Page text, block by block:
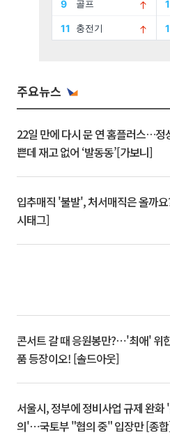
주요뉴스
22일 만에 다시 문 연 홈플러스…정
쁜데 재고 없어 ‘발동동’[가보니]
입추매직 '불발', 처서매직은 올까
시태그]
콘서트 갈 때 응원봉만?⋯'최애' 위
품 등장이오! [솔드아웃]
서울시, 정부에 정비사업 규제 완화
의'⋯국토부 "협의 중" 입장만 [종